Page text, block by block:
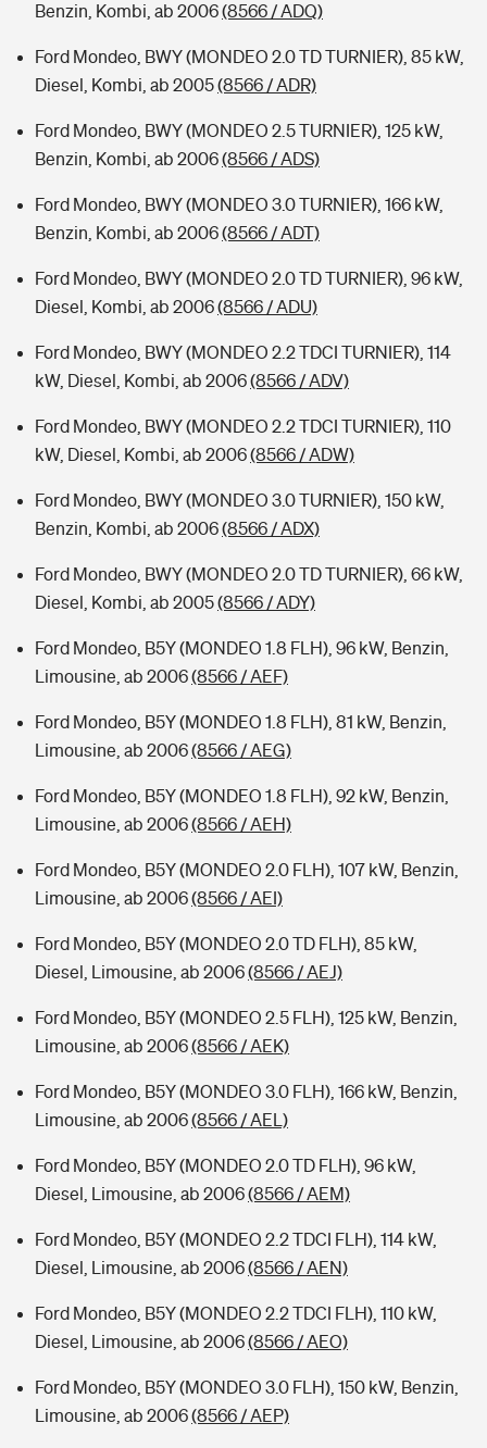
Benzin, Kombi, ab 2006(8566 / ADQ)
Ford Mondeo, BWY (MONDEO 2.0 TD TURNIER), 85 kW,
Diesel, Kombi, ab 2005(8566 / ADR)
Ford Mondeo, BWY (MONDEO 2.5 TURNIER), 125 kW,
Benzin, Kombi, ab 2006(8566 / ADS)
Ford Mondeo, BWY (MONDEO 3.0 TURNIER), 166 kW,
Benzin, Kombi, ab 2006(8566 / ADT)
Ford Mondeo, BWY (MONDEO 2.0 TD TURNIER), 96 kW,
Diesel, Kombi, ab 2006(8566 / ADU)
Ford Mondeo, BWY (MONDEO 2.2 TDCI TURNIER), 114
kW, Diesel, Kombi, ab 2006(8566 / ADV)
Ford Mondeo, BWY (MONDEO 2.2 TDCI TURNIER), 110
kW, Diesel, Kombi, ab 2006(8566 / ADW)
Ford Mondeo, BWY (MONDEO 3.0 TURNIER), 150 kW,
Benzin, Kombi, ab 2006(8566 / ADX)
Ford Mondeo, BWY (MONDEO 2.0 TD TURNIER), 66 kW,
Diesel, Kombi, ab 2005(8566 / ADY)
Ford Mondeo, B5Y (MONDEO 1.8 FLH), 96 kW, Benzin,
Limousine, ab 2006(8566 / AEF)
Ford Mondeo, B5Y (MONDEO 1.8 FLH), 81 kW, Benzin,
Limousine, ab 2006(8566 / AEG)
Ford Mondeo, B5Y (MONDEO 1.8 FLH), 92 kW, Benzin,
Limousine, ab 2006(8566 / AEH)
Ford Mondeo, B5Y (MONDEO 2.0 FLH), 107 kW, Benzin,
Limousine, ab 2006(8566 / AEI)
Ford Mondeo, B5Y (MONDEO 2.0 TD FLH), 85 kW,
Diesel, Limousine, ab 2006(8566 / AEJ)
Ford Mondeo, B5Y (MONDEO 2.5 FLH), 125 kW, Benzin,
Limousine, ab 2006(8566 / AEK)
Ford Mondeo, B5Y (MONDEO 3.0 FLH), 166 kW, Benzin,
Limousine, ab 2006(8566 / AEL)
Ford Mondeo, B5Y (MONDEO 2.0 TD FLH), 96 kW,
Diesel, Limousine, ab 2006(8566 / AEM)
Ford Mondeo, B5Y (MONDEO 2.2 TDCI FLH), 114 kW,
Diesel, Limousine, ab 2006(8566 / AEN)
Ford Mondeo, B5Y (MONDEO 2.2 TDCI FLH), 110 kW,
Diesel, Limousine, ab 2006(8566 / AEO)
Ford Mondeo, B5Y (MONDEO 3.0 FLH), 150 kW, Benzin,
Limousine, ab 2006(8566 / AEP)